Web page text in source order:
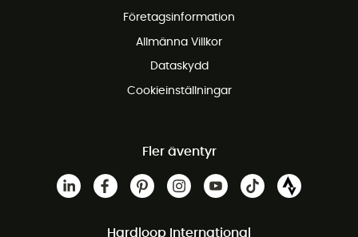
Företagsinformation
Allmänna Villkor
Dataskydd
Cookieinställningar
Fler äventyr
Hardloop International